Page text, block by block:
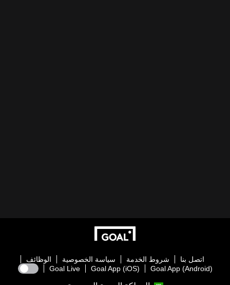
اتصل بنا شروط الخدمة سياسة الخصوصية
الوظائف
Goal App (Android)
Goal App (iOS)
Goal Live